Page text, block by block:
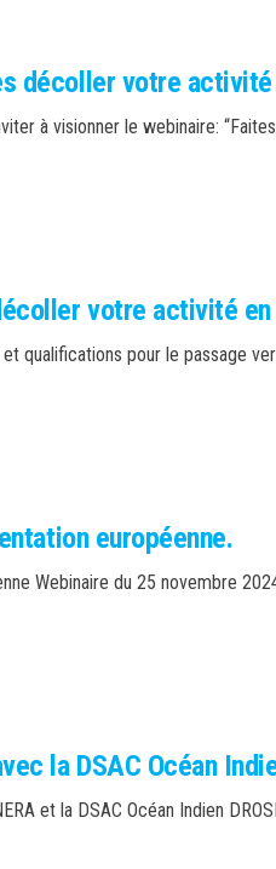
décoller votre
à visionner le webinaire:
votre activité
qualifications pour le passage
européenne.
Webinaire du 25 novembre
la DSAC Océan
et la DSAC Océan Indien